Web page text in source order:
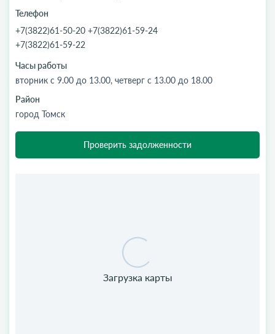
Телефон
+7(3822)61-50-20 +7(3822)61-59-24
+7(3822)61-59-22
Часы работы
вторник с 9.00 до 13.00, четверг с 13.00 до 18.00
Район
город Томск
Проверить задолженности